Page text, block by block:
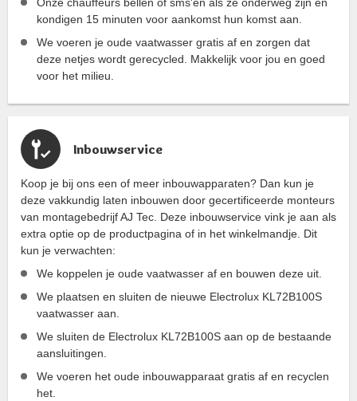
Onze chauffeurs bellen of sms'en als ze onderweg zijn en
kondigen 15 minuten voor aankomst hun komst aan.
We voeren je oude vaatwasser gratis af en zorgen dat
deze netjes wordt gerecycled. Makkelijk voor jou en goed
voor het milieu.
Inbouwservice
Koop je bij ons een of meer inbouwapparaten? Dan kun je
deze vakkundig laten inbouwen door gecertificeerde monteurs
van montagebedrijf AJ Tec. Deze inbouwservice vink je aan als
extra optie op de productpagina of in het winkelmandje. Dit
kun je verwachten:
We koppelen je oude vaatwasser af en bouwen deze uit.
We plaatsen en sluiten de nieuwe Electrolux KL72B100S
vaatwasser aan.
We sluiten de Electrolux KL72B100S aan op de bestaande
aansluitingen.
We voeren het oude inbouwapparaat gratis af en recyclen
het.